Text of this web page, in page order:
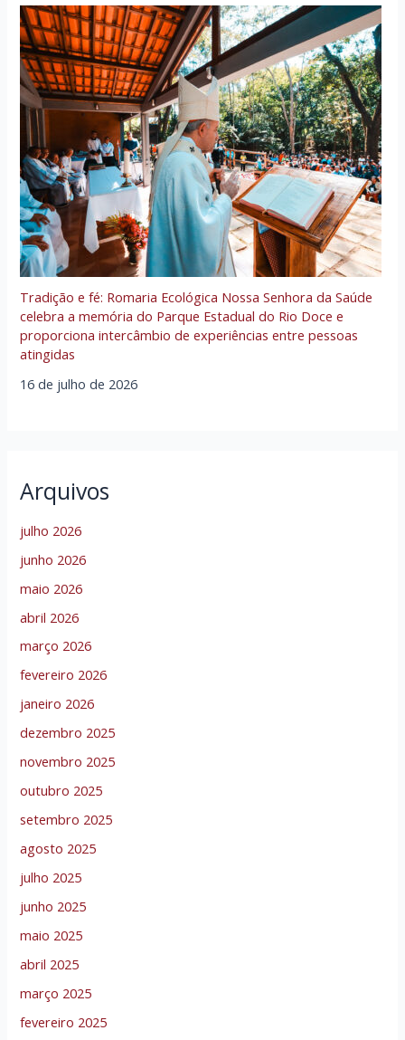
Tradição e fé: Romaria Ecológica Nossa Senhora da Saúde
celebra a memória do Parque Estadual do Rio Doce e
proporciona intercâmbio de experiências entre pessoas
atingidas
16 de julho de 2026
Arquivos
julho 2026
junho 2026
maio 2026
abril 2026
março 2026
fevereiro 2026
janeiro 2026
dezembro 2025
novembro 2025
outubro 2025
setembro 2025
agosto 2025
julho 2025
junho 2025
maio 2025
abril 2025
março 2025
fevereiro 2025